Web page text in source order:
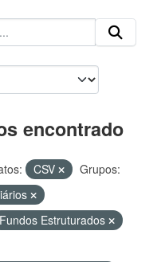
encontrado
CSV
Grupos:
Fundos Estruturados